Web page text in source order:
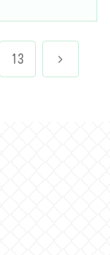
13 次